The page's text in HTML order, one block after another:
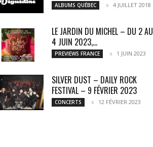
ALBUMS QUÉBEC 4 JUILLET 2018
LE JARDIN DU MICHEL – DU 2 AU
4 JUIN 2023,...
PREVIEWS FRANCE 1 JUIN 2023
SILVER DUST – DAILY ROCK
FESTIVAL – 9 FÉVRIER 2023
CONCERTS 12 FÉVRIER 2023